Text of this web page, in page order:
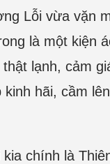
Lỗi vừa vặn
là một kiện
lạnh, cảm
hãi, cầm
chính là